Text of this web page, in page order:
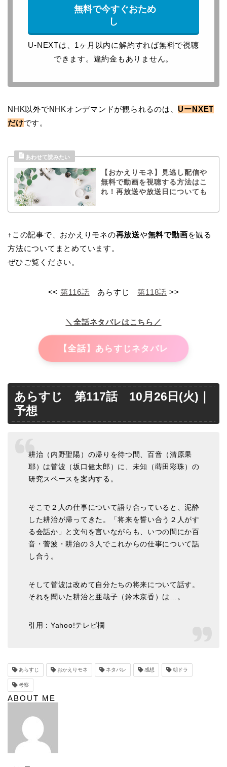
無料で今すぐおため
し
U-NEXTは、1ヶ月以内に解約すれば無料で視聴
できます。違約金もありません。
NHK以外でNHKオンデマンドが観られるのは、UーNXET
だけです。
【おかえりモネ】見逃し配信や
無料で動画を視聴する方法はこ
れ！再放送や放送日についても
↑この記事で、おかえりモネの再放送や無料で動画を観る
方法についてまとめています。
ぜひご覧ください。
<< 第116話 あらすじ第118話 >>
＼全話ネタバレはこちら／
【全話】あらすじネタバレ
あらすじ 第117話 10月26日(火)｜
予想
耕治（内野聖陽）の帰りを待つ間、百音（清原果
耶）は菅波（坂口健太郎）に、未知（蒔田彩珠）の
研究スペースを案内する。
そこで２人の仕事について語り合っていると、泥酔
した耕治が帰ってきた。「将来を誓い合う２人がす
る会話か」と文句を言いながらも、いつの間にか百
音・菅波・耕治の３人でこれからの仕事について話
し合う。
そして菅波は改めて自分たちの将来について話す。
それを聞いた耕治と亜哉子（鈴木京香）は…。
引用：Yahoo!テレビ欄
あらすじ おかえりモネ ネタバレ 感想 朝ドラ
考察
ABOUT ME